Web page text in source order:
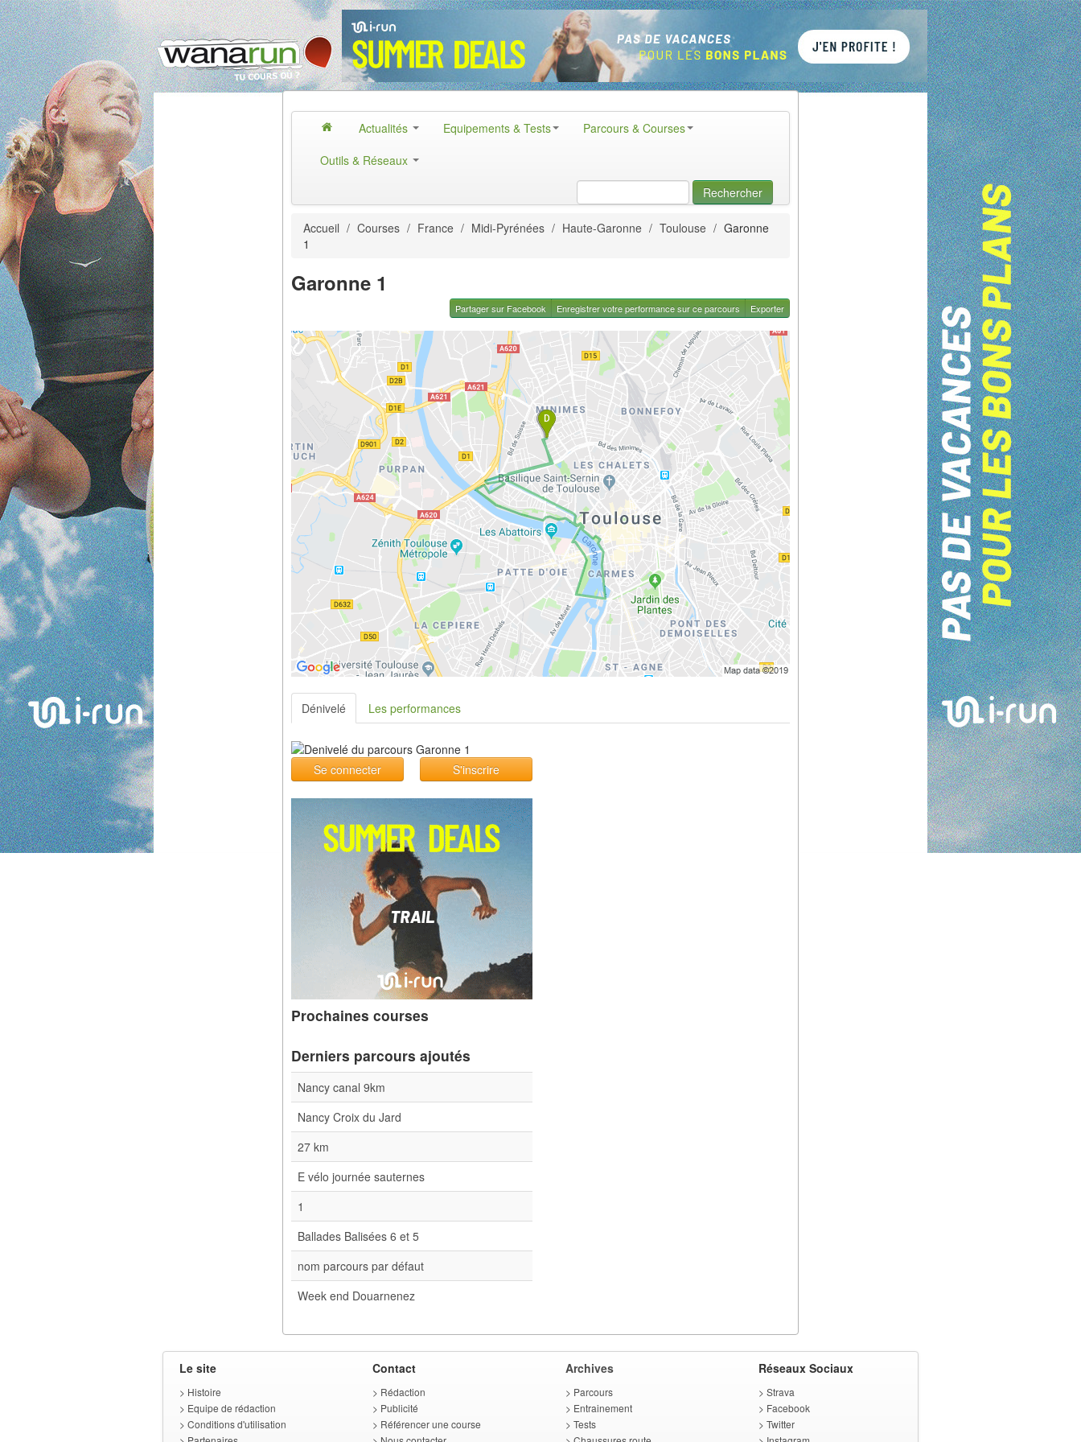
Actualités Equipements & Tests
Parcours & Courses
Outils & Réseaux
Rechercher
Accueil / Courses / France / Midi-Pyrénées / Haute-Garonne / Toulouse / Garonne
1
Garonne 1
Partager sur Facebook Enregistrer votre performance sur ce parcours Exporter
Dénivelé Les performances
Se connecter S'inscrire
Prochaines courses
Derniers parcours ajoutés
Nancy canal 9km
Nancy Croix du Jard
27 km
E vélo journée sauternes
1
Ballades Balisées 6 et 5
nom parcours par défaut
Week end Douarnenez
Le site
> Histoire
> Equipe de rédaction
> Conditions d'utilisation
Contact
> Rédaction
> Publicité
> Référencer une course
Archives
> Parcours
> Entrainement
> Tests
Réseaux Sociaux
> Strava
> Facebook
> Twitter